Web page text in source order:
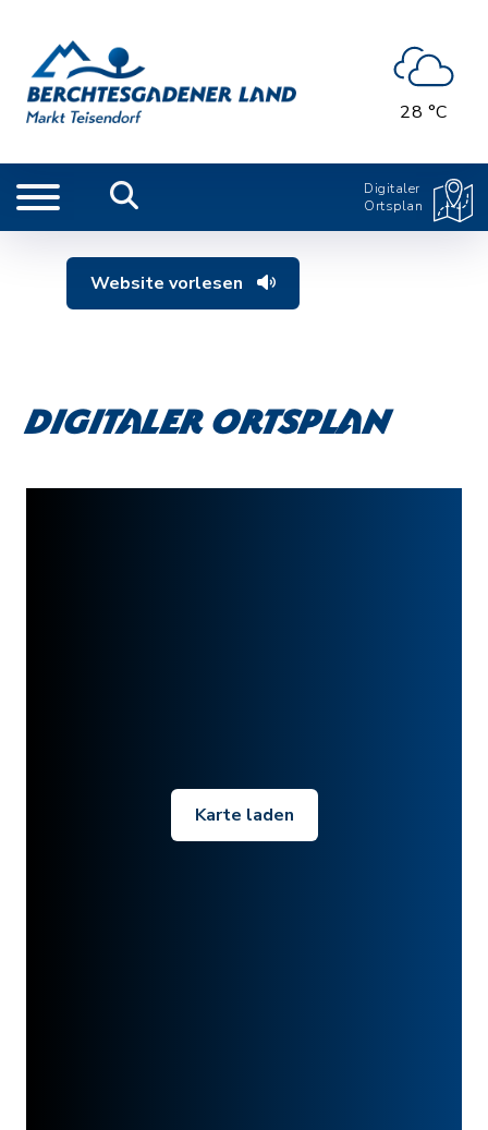
28 °C
Digitaler
Ortsplan
Website vorlesen
Digitaler Ortsplan
Karte laden